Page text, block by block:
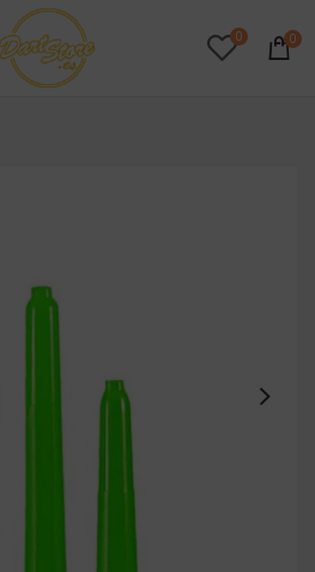
0 0